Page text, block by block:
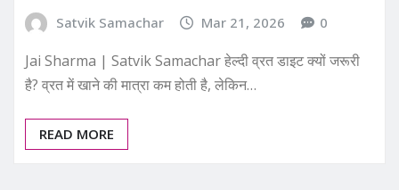
Satvik Samachar Mar 21, 2026 0
Jai Sharma | Satvik Samachar हेल्दी व्रत डाइट क्यों जरूरी
है? व्रत में खाने की मात्रा कम होती है, लेकिन…
READ MORE